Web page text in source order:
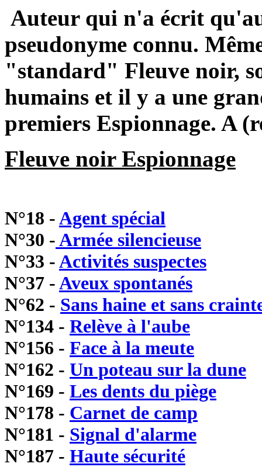
Auteur qui n'a écrit
pseudonyme connu.
"standard" Fleuve noir,
humains et il y a une
premiers Espionnage. A
Fleuve noir Espionnage
N°18 - Agent spécial
N°30 - Armée silencieuse
N°33 - Activités suspectes
N°37 - Aveux spontanés
N°62 - Sans haine et sans
N°134 - Relève à l'aube
N°156 - Face à la meute
N°162 - Un poteau sur la dune
N°169 - Les dents du piège
N°178 - Carnet de camp
N°181 - Signal d'alarme
N°187 - Haute sécurité